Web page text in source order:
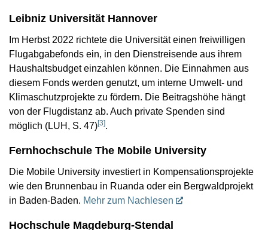
Leibniz Universität Hannover
Im Herbst 2022 richtete die Universität einen freiwilligen
Flugabgabefonds ein, in den Dienstreisende aus ihrem
Haushaltsbudget einzahlen können. Die Einnahmen aus
diesem Fonds werden genutzt, um interne Umwelt- und
Klimaschutzprojekte zu fördern. Die Beitragshöhe hängt
von der Flugdistanz ab. Auch private Spenden sind
möglich (LUH, S. 47)[3].
Fernhochschule The Mobile University
Die Mobile University investiert in Kompensationsprojekte
wie den Brunnenbau in Ruanda oder ein Bergwaldprojekt
in Baden-Baden. Mehr zum Nachlesen
Hochschule Magdeburg-Stendal